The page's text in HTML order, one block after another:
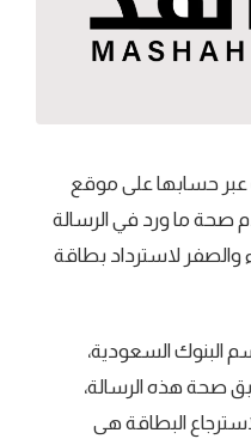
حسابها على موقع
صحة ما ورد في الرسالة
والصفر لاسترداد بطاقة
البنوك السعودية،
هذه الرسالة،
البطاقة هى